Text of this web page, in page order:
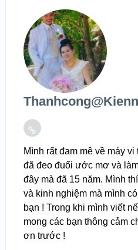
Mình rất đam mê về máy
đã đeo đuổi ước mơ và
đây mà đã 15 năm. Mình
và kinh nghiệm mà mình
bạn ! Trong khi mình viết
mong các bạn thông cảm
ơn trước !